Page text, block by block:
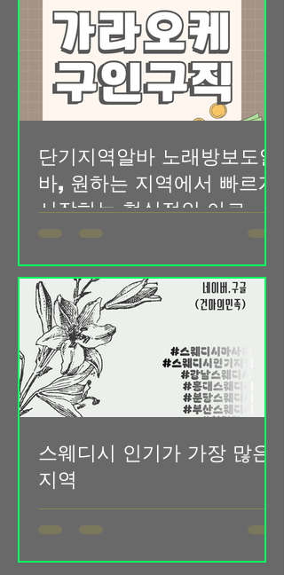
고가 꾸준히 올라오고 있습니다. 편의
점, 카페, 행사 스태프, 배달 보조, 포장
해 항상 최선을 다하고 있으며, 함께 성
장해 나갈 성실한 직원을 모집하고 있습
니다. 매장을 운영하다 보면 혼자서는
감당하기 어려운 순간들이 많습니다. 룸
보도는 손님 응대부터 매장 관리, 청소,
원활하게 이루어져야 고객 만족도를 높
일 수 있습니다. 그래서 저희와 함께 책
임감 있게 근무해 주실 분들을 찾고 있
에 도전하시는 분들도 지원 가능합니다.
룸보도는 처음부터 모든 업무를 잘할 수
있는 사람은 없습니다. 가라오케알바 중
요한 것은 성실함과 배우려는 자세라고
생각합니다. 초보자도 쉽게 적응할 수
있도록 업무를 차근차근 알려드리고 있
으며, 직원들이 편안하게
단기지역알바 노래방보도알
바, 원하는 지역에서 빠르게
시작하는 현실적인 아르바
지역에서 자유롭게 근무할 수 있는 아르
바이트 형태로 많은 사람들이 찾고 있는
근무 방식입니다. 최근에는 생활비 부담
과 추가 수입에 대한 관심이 높아지면서
학생, 노래방보도알바 직장인, 취업 준
비생, 주부까지 다양한 연령층이 단기지
역알바를 찾고 있습니다. 특히 지역 기
반 플랫폼과 모바일 앱이 활성화되면서
정보를 빠르게 확인할 수 있게 되었고,
원하는 시간과 조건에 맞춰 일자리를 선
바로 근무할 수 있다는 점입니다. 출퇴
스웨디시 인기가 가장 많은
지역
강남·역삼·신논현 스웨디시 수요의 중심